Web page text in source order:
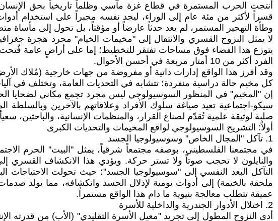
أنتجت الحرب المستمرة في قطاع غزة مآسي وظلماً تاريخياً بحق الإنسان
وطأة التهجير المستمر، لم يعد حدثاً عارضاً أو مؤقتاً، بل تحول إلى مأساة
لا يمثل النزوح القسري والانتقال إلى "مخيمات الخيام" مجرد هجرة
يتوزع هذا الفضاء فوق مساحات تفتقر للتخطيط؛ إما على أراضٍ عامة فُتحت
الفرد أكثر من 10 أمتار مربعة في أحسن الأحوال.
وقد أفرز هذا الواقع إدارات ذاتية أو مفروضة من جهات خارجية (مُلاك
كل مخيم حالة دراسية منفردة؛ تتشابه في التحديات العامة، وتختلف في
إن "المخيم" في المنظور السوسيولوجي ليس مجرد تجمع مكاني لضحايا
سيكو-اجتماعية تعيد صياغة سلوك الأفراد وعلاقاتهم بالآخرين
صلبة لوثيقة علمية تُقدّم لصناع القرار، والمنظمات الإنسانية، والباحثين،
أولاً: التشريح السوسيولوجي لواقع المخيمات والتحديات الكبرى
1. تآكل "المجال الخاص" وسوسيولوجيا الجسد
في مجتمعنا الفلسطيني، بوصفه مجتمعاً شرقياً، يمثل "البيت" الحرم
والنايلون لا تحجب صوتاً ولا تستر حركة. ويؤدي هذا الانكشاف القسري
التآكل البعد النفسي إلى "سوسيولوجيا الجسد"؛ حيث تحولت الاحتياجات
ملحقة بالخيمة) إلى أدوات يومية لإذلال الجسد وانكشافه، مما يولد
عميقة تتطلب معالجة بنيوية ما دام هذا الواقع مستمراً.
2. اختلال الأدوار الجندرية والداخلية للأسرة
أدى النزوح المطول إلى تجريد "معيل الأسرة التقليدي" (الأب) من قدرته